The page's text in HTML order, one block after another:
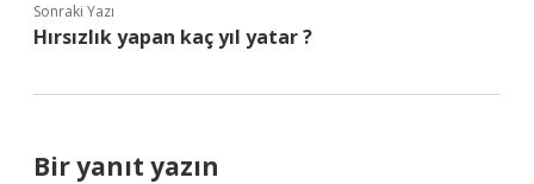
Sonraki Yazı
Hırsızlık yapan kaç yıl yatar ?
Bir yanıt yazın